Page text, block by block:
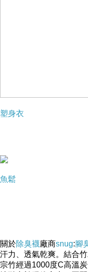
塑身衣
魚鬆
關於除臭襪廠商snug:腳
汗力、透氣乾爽。結合
宗竹經過1000度C高溫